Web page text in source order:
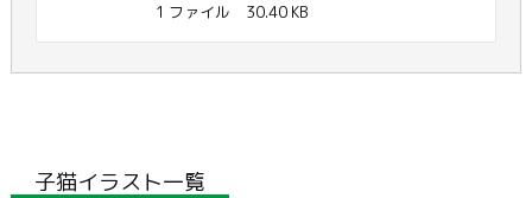
1 ファイル 30.40 KB
子猫イラスト一覧